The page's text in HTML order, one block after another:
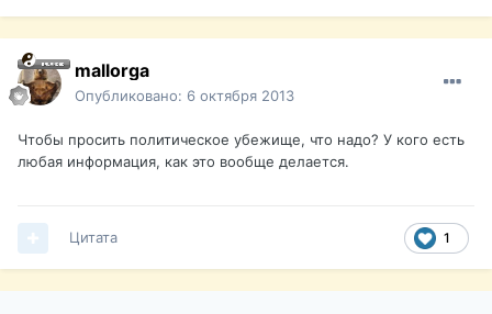
mallorga
Опубликовано: 6 октября 2013
Чтобы просить политическое убежище, что надо? У кого есть
любая информация, как это вообще делается.
1
Цитата